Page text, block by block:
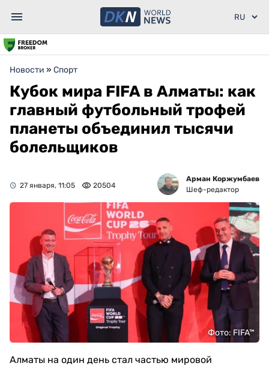
Новости » Спорт
Кубок мира FIFA в Алматы: как
главный футбольный трофей
планеты объединил тысячи
болельщиков
27 января, 11:05 20504
Арман Коржумбаев
Шеф-редактор
Фото: FIFA™
Алматы на один день стал частью мировой